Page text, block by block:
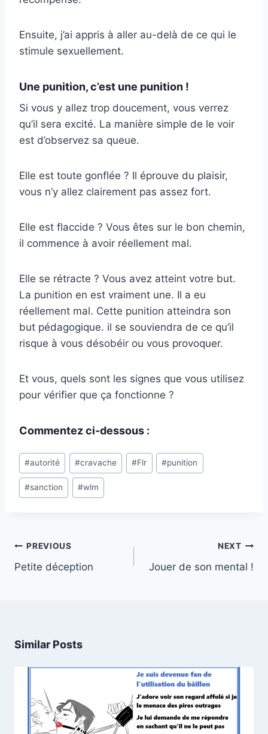
Ensuite, j’ai appris à aller au-delà de ce qui le
stimule sexuellement.
Une punition, c’est une punition !
Si vous y allez trop doucement, vous verrez
qu’il sera excité. La manière simple de le voir
est d’observez sa queue.
Elle est toute gonflée ? Il éprouve du plaisir,
vous n’y allez clairement pas assez fort.
Elle est flaccide ? Vous êtes sur le bon chemin,
il commence à avoir réellement mal.
Elle se rétracte ? Vous avez atteint votre but.
La punition en est vraiment une. Il a eu
réellement mal. Cette punition atteindra son
but pédagogique. il se souviendra de ce qu’il
risque à vous désobéir ou vous provoquer.
Et vous, quels sont les signes que vous utilisez
pour vérifier que ça fonctionne ?
Commentez ci-dessous :
Post
Tags:
#autorité #cravache #Flr #punition
#sanction #wlm
Post
navigation
PREVIOUS
Petite déception
NEXT
Jouer de son mental !
Similar Posts